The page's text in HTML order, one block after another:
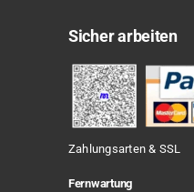
Sicher arbeiten
Zahlungsarten & SSL
Fernwartung